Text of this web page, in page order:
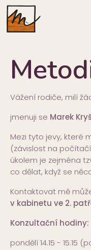
Vážení rodiče, milí
jmenuji se Marek
Mezi tyto jevy, které
(závislost na
úkolem je zejména
co dělat, když se
Kontaktovat mě
v kabinetu ve 2.
Konzultační hodiny:
pondělí 14.15 - 15.15